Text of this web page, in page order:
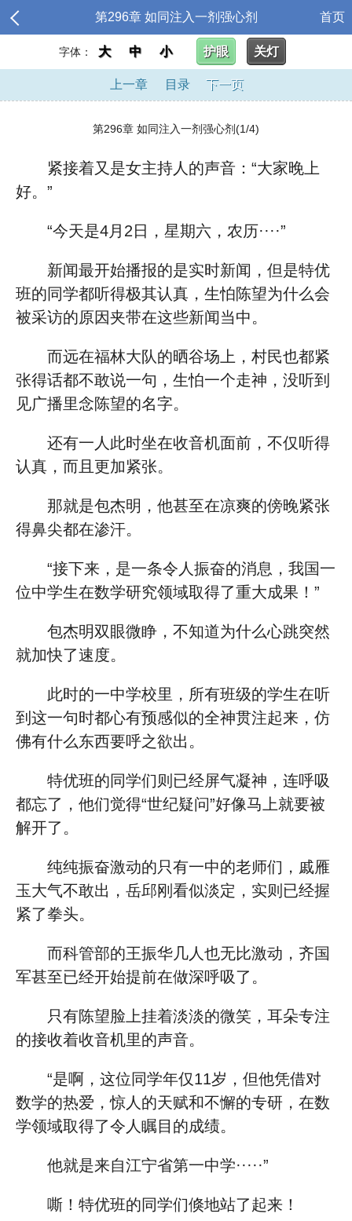
第296章 如同注入一剂强心剂 首页
字体： 大 中 小 护眼 关灯
上一章 目录 下一页
第296章 如同注入一剂强心剂(1/4)
紧接着又是女主持人的声音：“大家晚上
好。”
“今天是4月2日，星期六，农历····”
新闻最开始播报的是实时新闻，但是特优
班的同学都听得极其认真，生怕陈望为什么会
被采访的原因夹带在这些新闻当中。
而远在福林大队的晒谷场上，村民也都紧
张得话都不敢说一句，生怕一个走神，没听到
见广播里念陈望的名字。
还有一人此时坐在收音机面前，不仅听得
认真，而且更加紧张。
那就是包杰明，他甚至在凉爽的傍晚紧张
得鼻尖都在渗汗。
“接下来，是一条令人振奋的消息，我国一
位中学生在数学研究领域取得了重大成果！”
包杰明双眼微睁，不知道为什么心跳突然
就加快了速度。
此时的一中学校里，所有班级的学生在听
到这一句时都心有预感似的全神贯注起来，仿
佛有什么东西要呼之欲出。
特优班的同学们则已经屏气凝神，连呼吸
都忘了，他们觉得“世纪疑问”好像马上就要被
解开了。
纯纯振奋激动的只有一中的老师们，戚雁
玉大气不敢出，岳邱刚看似淡定，实则已经握
紧了拳头。
而科管部的王振华几人也无比激动，齐国
军甚至已经开始提前在做深呼吸了。
只有陈望脸上挂着淡淡的微笑，耳朵专注
的接收着收音机里的声音。
“是啊，这位同学年仅11岁，但他凭借对
数学的热爱，惊人的天赋和不懈的专研，在数
学领域取得了令人瞩目的成绩。
他就是来自江宁省第一中学·····”
嘶！特优班的同学们倏地站了起来！